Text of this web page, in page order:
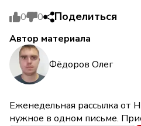
0 0 Поделиться
Автор материала
Фёдоров Олег
Еженедельная рассылка от
нужное в одном письме.